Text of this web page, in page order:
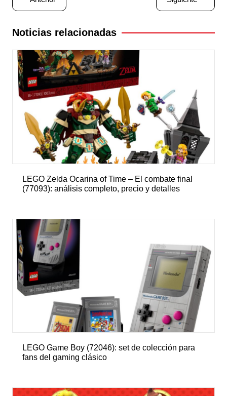
de
entradas
Noticias relacionadas
LEGO Zelda Ocarina of Time – El combate final
(77093): análisis completo, precio y detalles
LEGO Game Boy (72046): set de colección para
fans del gaming clásico